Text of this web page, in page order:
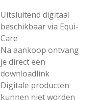
Uitsluitend digitaal
beschikbaar via Equi-
Care
Na aankoop ontvang
je direct een
downloadlink
Digitale producten
kunnen niet worden